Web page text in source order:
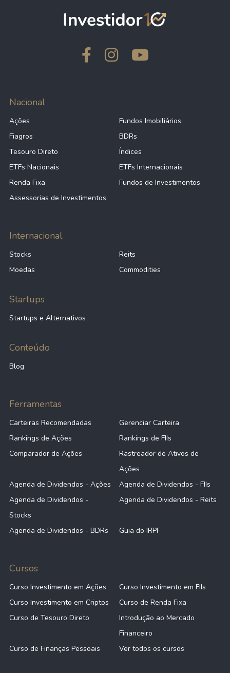
Nacional
Ações
Fundos Imobiliários
Fiagros
BDRs
Tesouro Direto
Índices
ETFs Nacionais
ETFs Internacionais
Renda Fixa
Fundos de Investimentos
Assessorias de Investimentos
Internacional
Stocks
Reits
Moedas
Commodities
Startups
Startups e Alternativos
Conteúdo
Blog
Ferramentas
Carteiras Recomendadas
Gerenciar Carteira
Rankings de Ações
Rankings de FIIs
Comparador de Ações
Rastreador de Ativos de
Ações
Agenda de Dividendos - Ações
Agenda de Dividendos - FIIs
Agenda de Dividendos -
Stocks
Agenda de Dividendos - Reits
Agenda de Dividendos - BDRs Guia do IRPF
Cursos
Curso Investimento em Ações
Curso Investimento em FIIs
Curso Investimento em Criptos
Curso de Renda Fixa
Curso de Tesouro Direto
Introdução ao Mercado
Financeiro
Curso de Finanças Pessoais
Ver todos os cursos